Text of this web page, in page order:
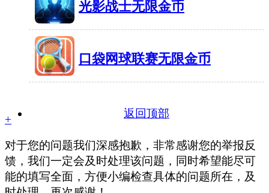
光影战士无限金币
49MB 有739人在玩
口袋网球联赛无限金币
返回顶部
+
对于您的问题我们深感抱歉，非常感谢您的举报反
馈，我们一定会及时处理该问题，同时希望能尽可
能的填写全面，方便小编检查具体的问题所在，及